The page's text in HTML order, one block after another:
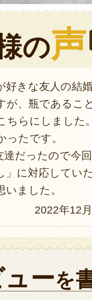
の声
好きな友人の結
が、瓶であるこ
ちらにしました
ったです。
達だったので今
」に対応してい
ました。
2022年12
ューを